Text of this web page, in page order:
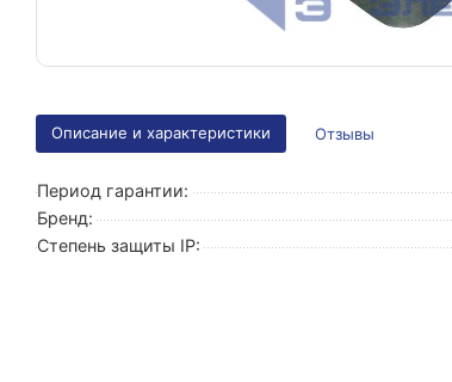
Описание и характеристики Отзывы
Период гарантии:
Бренд:
Степень защиты IP: